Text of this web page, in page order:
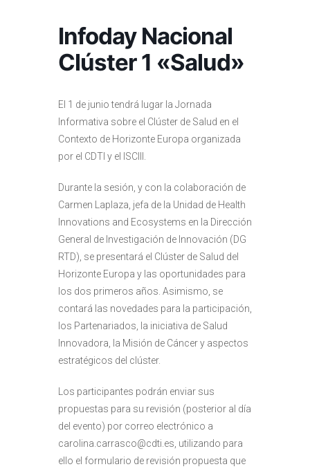
Infoday Nacional
Clúster 1 «Salud»
El 1 de junio tendrá lugar la Jornada
Informativa sobre el Clúster de Salud en el
Contexto de Horizonte Europa organizada
por el CDTI y el ISCIII.
Durante la sesión, y con la colaboración de
Carmen Laplaza, jefa de la Unidad de Health
Innovations and Ecosystems en la Dirección
General de Investigación de Innovación (DG
RTD), se presentará el Clúster de Salud del
Horizonte Europa y las oportunidades para
los dos primeros años. Asimismo, se
contará las novedades para la participación,
los Partenariados, la iniciativa de Salud
Innovadora, la Misión de Cáncer y aspectos
estratégicos del clúster.
Los participantes podrán enviar sus
propuestas para su revisión (posterior al día
del evento) por correo electrónico a
carolina.carrasco@cdti.es, utilizando para
ello el formulario de revisión propuesta que